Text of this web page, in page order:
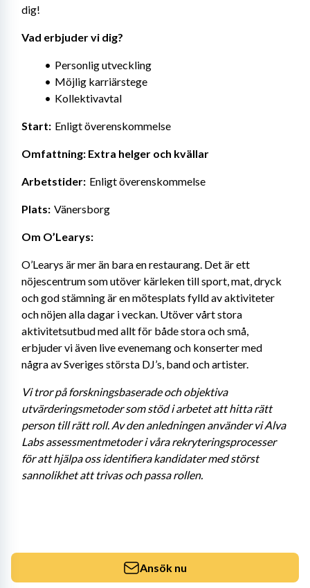
dig!
Vad erbjuder vi dig?
Personlig utveckling
Möjlig karriärstege
Kollektivavtal
Start: Enligt överenskommelse
Omfattning: Extra helger och kvällar
Arbetstider: Enligt överenskommelse
Plats: Vänersborg
Om O’Learys:
O’Learys är mer än bara en restaurang. Det är ett
nöjescentrum som utöver kärleken till sport, mat, dryck
och god stämning är en mötesplats fylld av aktiviteter
och nöjen alla dagar i veckan. Utöver vårt stora
aktivitetsutbud med allt för både stora och små,
erbjuder vi även live evenemang och konserter med
några av Sveriges största DJ’s, band och artister.
Vi tror på forskningsbaserade och objektiva
utvärderingsmetoder som stöd i arbetet att hitta rätt
person till rätt roll. Av den anledningen använder vi Alva
Labs assessmentmetoder i våra rekryteringsprocesser
för att hjälpa oss identifiera kandidater med störst
sannolikhet att trivas och passa rollen.
Ansök nu